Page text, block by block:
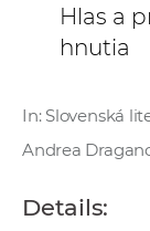
Hlas a
hnutia
In: Slovenská
Andrea
Details: